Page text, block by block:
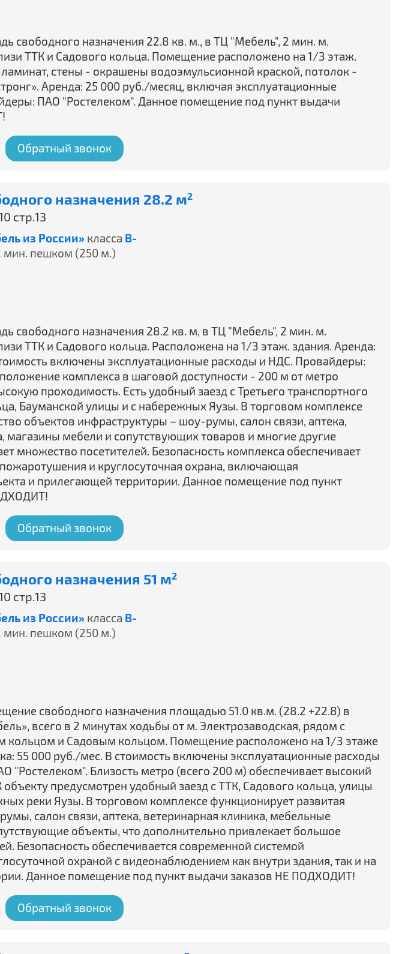
свободного назначения 22.8 кв. м., в ТЦ "Мебель", 2 мин. м.
ТТК и Садового кольца. Помещение расположено на 1/3 этаж.
стены - окрашены водоэмульсионной краской, потолок -
Аренда: 25 000 руб./месяц, включая эксплуатационные
ПАО "Ростелеком". Данное помещение под пункт выдачи
Обратный звонок
назначения 28.2 м2
стр.13
из России» класса B-
мин. пешком (250 м.)
свободного назначения 28.2 кв. м, в ТЦ "Мебель", 2 мин. м.
ТТК и Садового кольца. Расположена на 1/3 этаж. здания. Аренда:
включены эксплуатационные расходы и НДС. Провайдеры:
комплекса в шаговой доступности - 200 м от метро
проходимость. Есть удобный заезд с Третьего транспортного
Бауманской улицы и с набережных Яузы. В торговом комплексе
объектов инфраструктуры – шоу-румы, салон связи, аптека,
магазины мебели и сопутствующих товаров и многие другие
множество посетителей. Безопасность комплекса обеспечивает
и круглосуточная охрана, включающая
и прилегающей территории. Данное помещение под пункт
Обратный звонок
назначения 51 м2
стр.13
из России» класса B-
мин. пешком (250 м.)
свободного назначения площадью 51.0 кв.м. (28.2 +22.8) в
всего в 2 минутах ходьбы от м. Электрозаводская, рядом с
кольцом и Садовым кольцом. Помещение расположено на 1/3 этаже
55 000 руб./мес. В стоимость включены эксплуатационные расходы
"Ростелеком". Близость метро (всего 200 м) обеспечивает высокий
предусмотрен удобный заезд с ТТК, Садового кольца, улицы
реки Яузы. В торговом комплексе функционирует развитая
салон связи, аптека, ветеринарная клиника, мебельные
объекты, что дополнительно привлекает большое
Безопасность обеспечивается современной системой
охраной с видеонаблюдением как внутри здания, так и на
Данное помещение под пункт выдачи заказов НЕ ПОДХОДИТ!
Обратный звонок